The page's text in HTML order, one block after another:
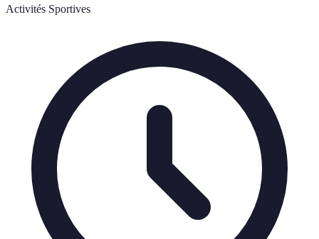
Activités Sportives